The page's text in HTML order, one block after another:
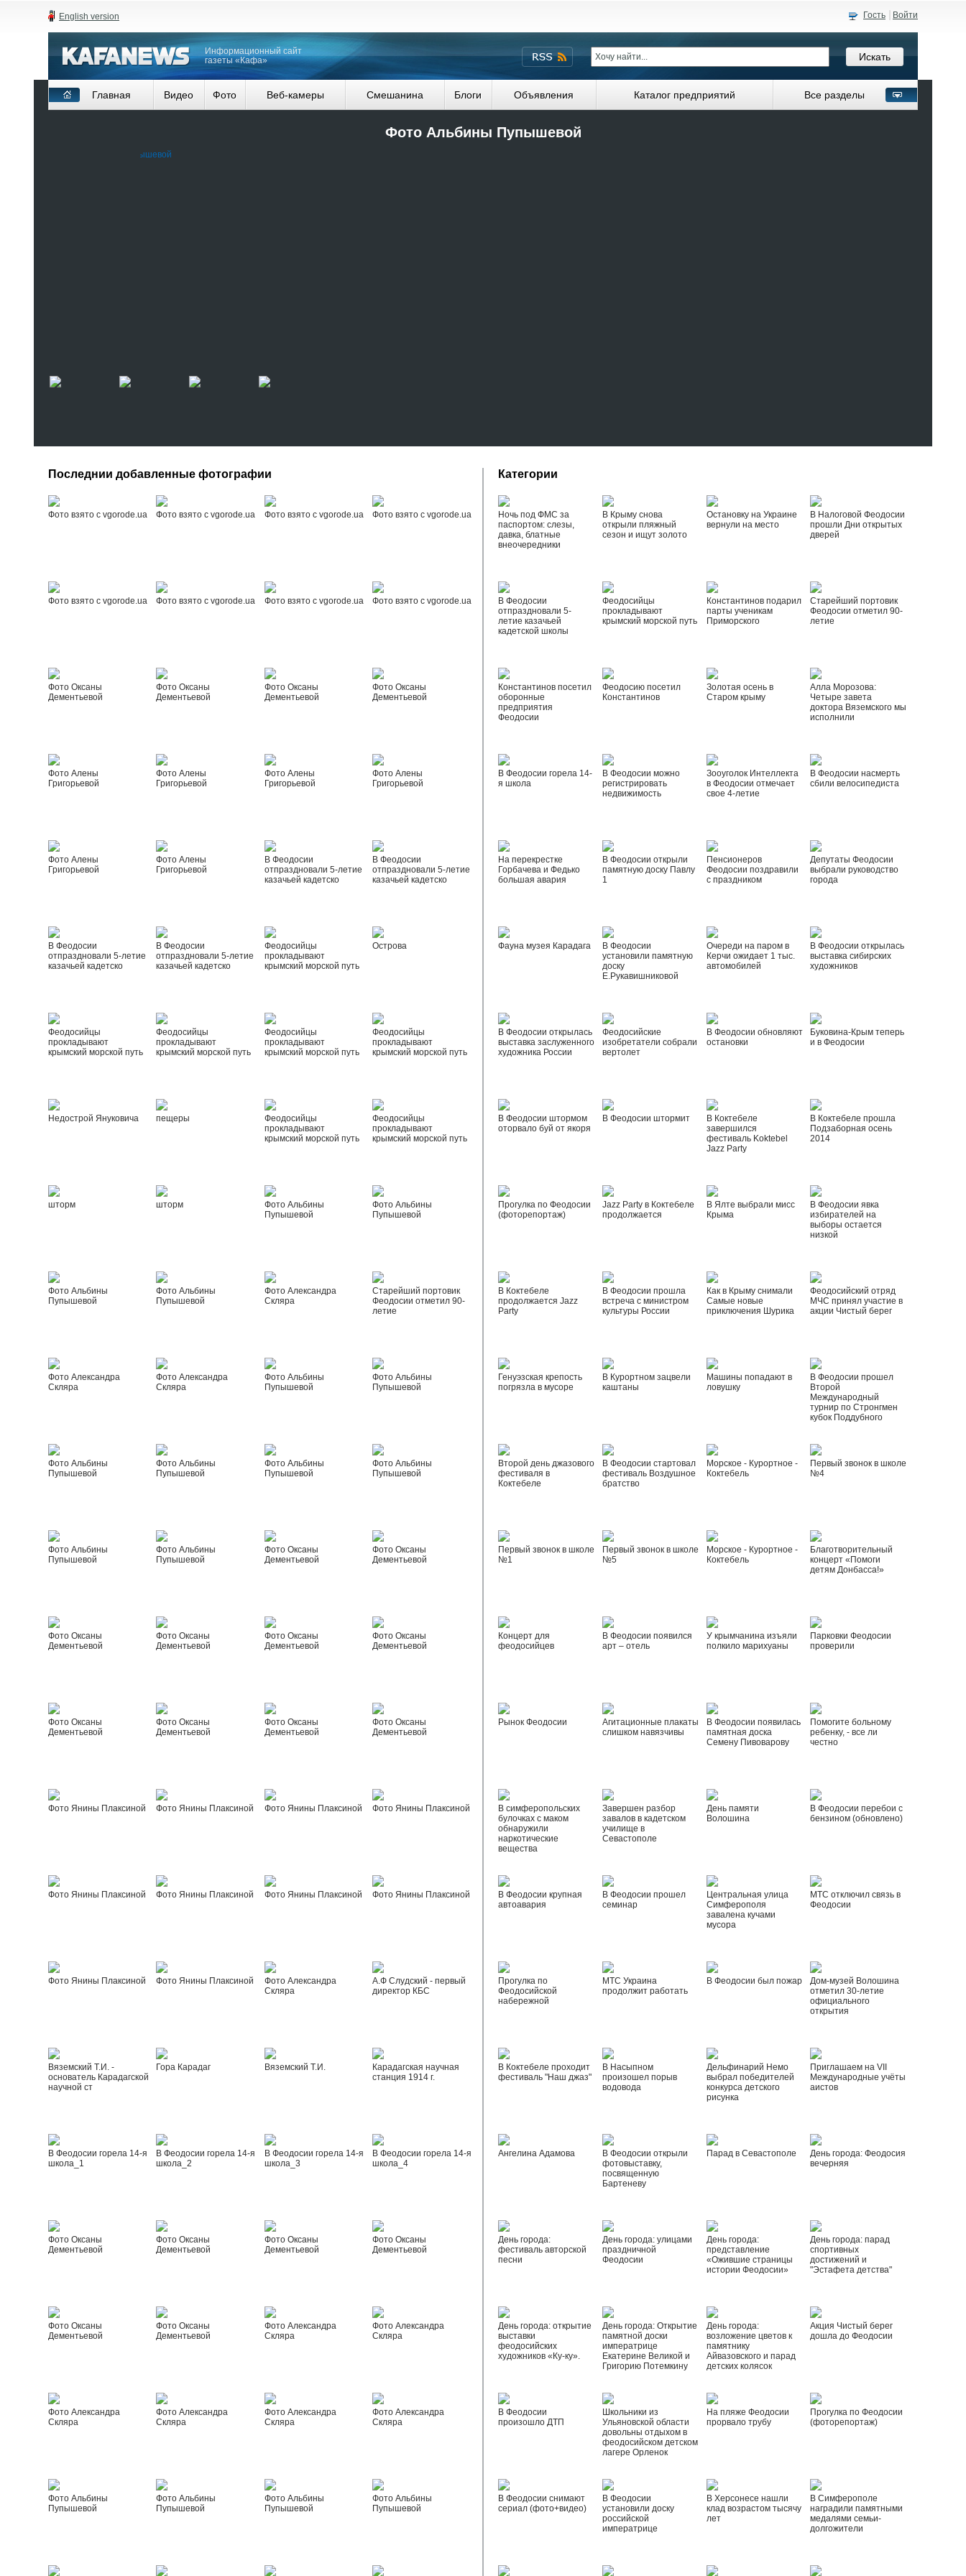
English version Гость Войти
Информационный сайт
газеты «Кафа»
Главная Видео Фото Веб-камеры Смешанина Блоги Объявления Каталог предприятий Все разделы
Фото Альбины Пупышевой
Последнии добавленные фотографии
Фото взято с vgorode.ua Фото взято с vgorode.ua Фото взято с vgorode.ua Фото взято с vgorode.ua
Фото взято с vgorode.ua Фото взято с vgorode.ua Фото взято с vgorode.ua Фото взято с vgorode.ua
Фото Оксаны
Дементьевой
Фото Оксаны
Дементьевой
Фото Оксаны
Дементьевой
Фото Оксаны
Дементьевой
Фото Алены
Григорьевой
Фото Алены
Григорьевой
Фото Алены
Григорьевой
Фото Алены
Григорьевой
Фото Алены
Григорьевой
Фото Алены
Григорьевой
В Феодосии
отпраздновали 5-летие
казачьей кадетско
В Феодосии
отпраздновали 5-летие
казачьей кадетско
В Феодосии
отпраздновали 5-летие
казачьей кадетско
В Феодосии
отпраздновали 5-летие
казачьей кадетско
Феодосийцы
прокладывают
крымский морской путь
Острова
Феодосийцы
прокладывают
крымский морской путь
Феодосийцы
прокладывают
крымский морской путь
Феодосийцы
прокладывают
крымский морской путь
Феодосийцы
прокладывают
крымский морской путь
Недострой Януковича пещеры
Феодосийцы
прокладывают
крымский морской путь
Феодосийцы
прокладывают
крымский морской путь
шторм шторм
Фото Альбины
Пупышевой
Фото Альбины
Пупышевой
Фото Альбины
Пупышевой
Фото Альбины
Пупышевой
Фото Александра
Скляра
Старейший портовик
Феодосии отметил 90-
летие
Фото Александра
Скляра
Фото Александра
Скляра
Фото Альбины
Пупышевой
Фото Альбины
Пупышевой
Фото Альбины
Пупышевой
Фото Альбины
Пупышевой
Фото Альбины
Пупышевой
Фото Альбины
Пупышевой
Фото Альбины
Пупышевой
Фото Альбины
Пупышевой
Фото Оксаны
Дементьевой
Фото Оксаны
Дементьевой
Фото Оксаны
Дементьевой
Фото Оксаны
Дементьевой
Фото Оксаны
Дементьевой
Фото Оксаны
Дементьевой
Фото Оксаны
Дементьевой
Фото Оксаны
Дементьевой
Фото Оксаны
Дементьевой
Фото Оксаны
Дементьевой
Фото Янины Плаксиной Фото Янины Плаксиной Фото Янины Плаксиной Фото Янины Плаксиной
Фото Янины Плаксиной Фото Янины Плаксиной Фото Янины Плаксиной Фото Янины Плаксиной
Фото Янины Плаксиной Фото Янины Плаксиной
Фото Александра
Скляра
А.Ф Слудский - первый
директор КБС
Вяземский Т.И. -
основатель Карадагской
научной ст
Гора Карадаг Вяземский Т.И.
Карадагская научная
станция 1914 г.
В Феодосии горела 14-я
школа_1
В Феодосии горела 14-я
школа_2
В Феодосии горела 14-я
школа_3
В Феодосии горела 14-я
школа_4
Фото Оксаны
Дементьевой
Фото Оксаны
Дементьевой
Фото Оксаны
Дементьевой
Фото Оксаны
Дементьевой
Фото Оксаны
Дементьевой
Фото Оксаны
Дементьевой
Фото Александра
Скляра
Фото Александра
Скляра
Фото Александра
Скляра
Фото Александра
Скляра
Фото Александра
Скляра
Фото Александра
Скляра
Фото Альбины
Пупышевой
Фото Альбины
Пупышевой
Фото Альбины
Пупышевой
Фото Альбины
Пупышевой
Категории
Ночь под ФМС за
паспортом: слезы,
давка, блатные
внеочередники
В Крыму снова
открыли пляжный
сезон и ищут золото
Остановку на Украине
вернули на место
В Налоговой Феодосии
прошли Дни открытых
дверей
В Феодосии
отпраздновали 5-
летие казачьей
кадетской школы
Феодосийцы
прокладывают
крымский морской путь
Константинов подарил
парты ученикам
Приморского
Старейший портовик
Феодосии отметил 90-
летие
Константинов посетил
оборонные
предприятия
Феодосии
Феодосию посетил
Константинов
Золотая осень в
Старом крыму
Алла Морозова:
Четыре завета
доктора Вяземского мы
исполнили
В Феодосии горела 14-
я школа
В Феодосии можно
регистрировать
недвижимость
Зооуголок Интеллекта
в Феодосии отмечает
свое 4-летие
В Феодосии насмерть
сбили велосипедиста
На перекрестке
Горбачева и Федько
большая авария
В Феодосии открыли
памятную доску Павлу
1
Пенсионеров
Феодосии поздравили
с праздником
Депутаты Феодосии
выбрали руководство
города
Фауна музея Карадага
В Феодосии
установили памятную
доску
Е.Рукавишниковой
Очереди на паром в
Керчи ожидает 1 тыс.
автомобилей
В Феодосии открылась
выставка сибирских
художников
В Феодосии открылась
выставка заслуженного
художника России
Феодосийские
изобретатели собрали
вертолет
В Феодосии обновляют
остановки
Буковина-Крым теперь
и в Феодосии
В Феодосии штормом
оторвало буй от якоря
В Феодосии штормит
В Коктебеле
завершился
фестиваль Koktebel
Jazz Party
В Коктебеле прошла
Подзаборная осень
2014
Прогулка по Феодосии
(фоторепортаж)
Jazz Party в Коктебеле
продолжается
В Ялте выбрали мисс
Крыма
В Феодосии явка
избирателей на
выборы остается
низкой
В Коктебеле
продолжается Jazz
Party
В Феодосии прошла
встреча с министром
культуры России
Как в Крыму снимали
Самые новые
приключения Шурика
Феодосийский отряд
МЧС принял участие в
акции Чистый берег
Генуэзская крепость
погрязла в мусоре
В Курортном зацвели
каштаны
Машины попадают в
ловушку
В Феодосии прошел
Второй
Международный
турнир по Стронгмен
кубок Поддубного
Второй день джазового
фестиваля в
Коктебеле
В Феодосии стартовал
фестиваль Воздушное
братство
Морское - Курортное -
Коктебель
Первый звонок в школе
№4
Первый звонок в школе
№1
Первый звонок в школе
№5
Морское - Курортное -
Коктебель
Благотворительный
концерт «Помоги
детям Донбасса!»
Концерт для
феодосийцев
В Феодосии появился
арт – отель
У крымчанина изъяли
полкило марихуаны
Парковки Феодосии
проверили
Рынок Феодосии
Агитационные плакаты
слишком навязчивы
В Феодосии появилась
памятная доска
Семену Пивоварову
Помогите больному
ребенку, - все ли
честно
В симферопольских
булочках с маком
обнаружили
наркотические
вещества
Завершен разбор
завалов в кадетском
училище в
Севастополе
День памяти
Волошина
В Феодосии перебои с
бензином (обновлено)
В Феодосии крупная
автоавария
В Феодосии прошел
семинар
Центральная улица
Симферополя
завалена кучами
мусора
МТС отключил связь в
Феодосии
Прогулка по
Феодосийской
набережной
МТС Украина
продолжит работать
В Феодосии был пожар
Дом-музей Волошина
отметил 30-летие
официального
открытия
В Коктебеле проходит
фестиваль "Наш джаз"
В Насыпном
произошел порыв
водовода
Дельфинарий Немо
выбрал победителей
конкурса детского
рисунка
Приглашаем на VII
Международные учёты
аистов
Ангелина Адамова
В Феодосии открыли
фотовыставку,
посвященную
Бартеневу
Парад в Севастополе
День города: Феодосия
вечерняя
День города:
фестиваль авторской
песни
День города: улицами
праздничной
Феодосии
День города:
представление
«Ожившие страницы
истории Феодосии»
День города: парад
спортивных
достижений и
"Эстафета детства"
День города: открытие
выставки
феодосийских
художников «Ку-ку».
День города: Открытие
памятной доски
императрице
Екатерине Великой и
Григорию Потемкину
День города:
возложение цветов к
памятнику
Айвазовского и парад
детских колясок
Акция Чистый берег
дошла до Феодосии
В Феодосии
произошло ДТП
Школьники из
Ульяновской области
довольны отдыхом в
феодосийском детском
лагере Орленок
На пляже Феодосии
прорвало трубу
Прогулка по Феодосии
(фоторепортаж)
В Феодосии снимают
сериал (фото+видео)
В Феодосии
установили доску
российской
императрице
В Херсонесе нашли
клад возрастом тысячу
лет
В Симферополе
наградили памятными
медалями семьи-
долгожители